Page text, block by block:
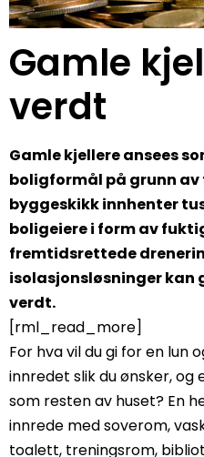
Gamle
verdt
Gamle kjellere ansees
boligformål på grunn
byggeskikk innhenter
boligeiere i form av
fremtidsrettede
isolasjonsløsninger kan
verdt.
[rml_read_more]
For hva vil du gi for en lun
innredet slik du ønsker, og
som resten av huset? En
innrede med soverom,
toalett, treningsrom,